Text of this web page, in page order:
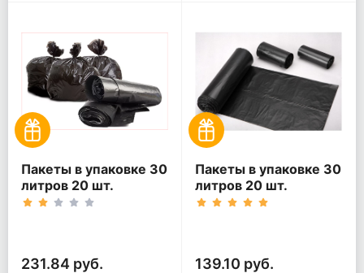
Пакеты в упаковке 30
литров 20 шт.
(20шт*5рул)
231.84 руб.
Пакеты в упаковке 30
литров 20 шт.
(20шт*3рул)
139.10 руб.